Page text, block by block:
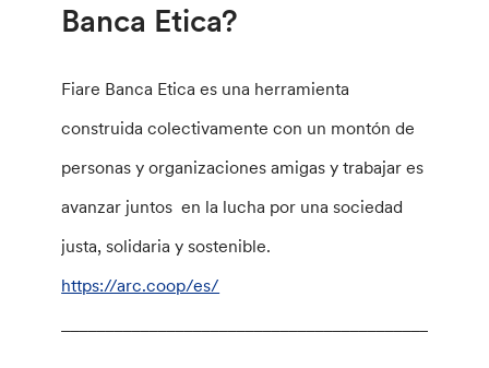
Banca Etica?
Fiare Banca Etica es una herramienta
construida colectivamente con un montón de
personas y organizaciones amigas y trabajar es
avanzar juntos en la lucha por una sociedad
justa, solidaria y sostenible.
https://arc.coop/es/